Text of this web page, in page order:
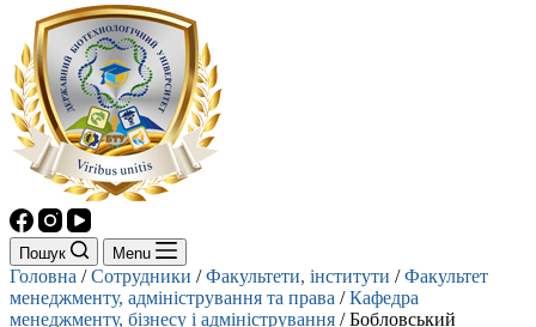
Пошук Menu
Головна /Сотрудники /Факультети, інститути /Факультет
менеджменту, адміністрування та права /Кафедра
менеджменту, бізнесу і адміністрування /Бобловський